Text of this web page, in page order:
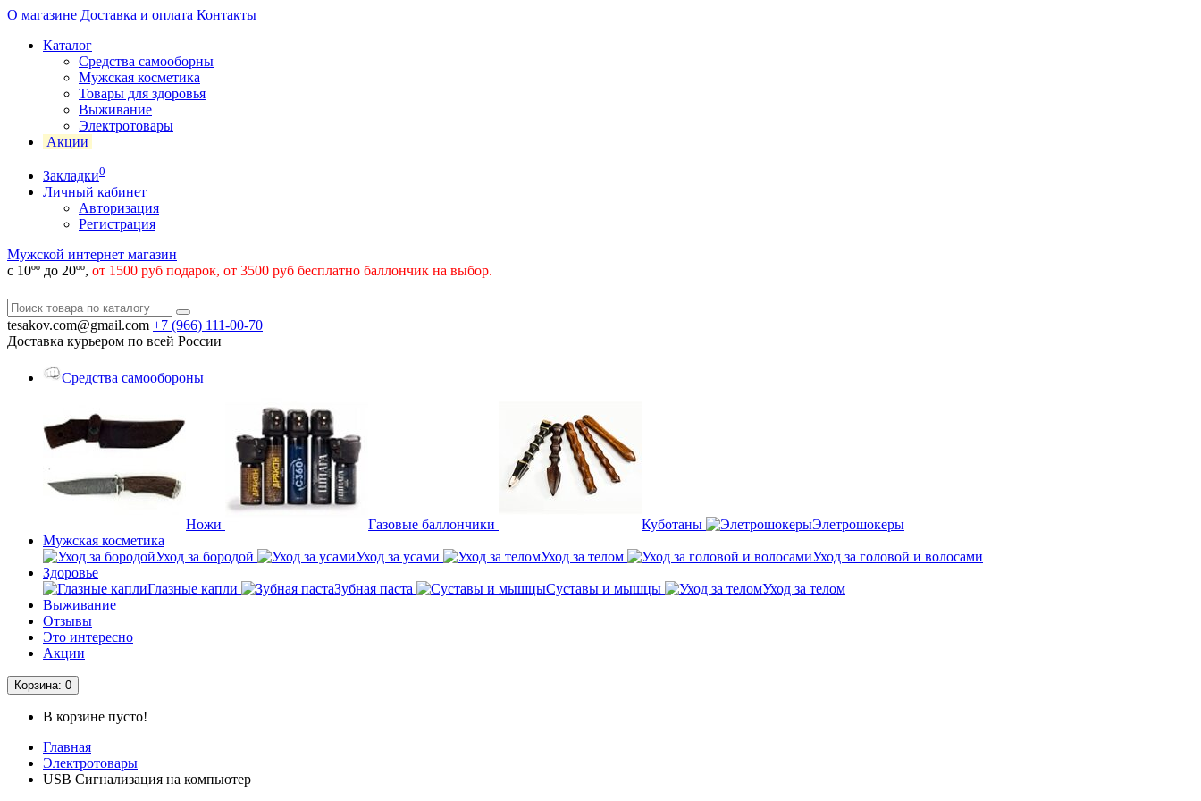
О магазине Доставка и оплата Контакты
Каталог
Средства самооборны
Мужская косметика
Товары для здоровья
Выживание
Электротовары
Акции
Закладки0
Личный кабинет
Авторизация
Регистрация
Мужской интернет магазин
с 10ºº до 20ºº, от 1500 руб подарок, от 3500 руб бесплатно баллончик на выбор.
tesakov.com@gmail.com +7 (966) 111-00-70
Доставка курьером по всей России
Средства самообороны
Ножи Газовые баллончики Куботаны
Элетрошокеры
Мужская косметика
Уход за бородой
Уход за усами Уход за телом
Уход за головой и волосами
Здоровье
Глазные капли
Зубная паста Суставы и мышцы
Уход за телом
Выживание
Отзывы
Это интересно
Акции
Корзина: 0
В корзине пусто!
Главная
Электротовары
USB Сигнализация на компьютер